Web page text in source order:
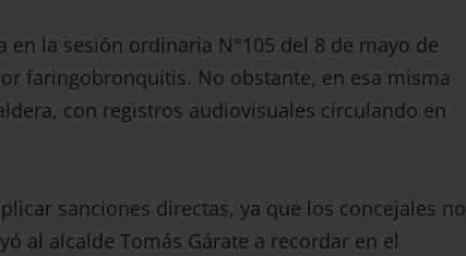
la sesión ordinaria N°105 del 8 de mayo de
faringobronquitis. No obstante, en esa misma
con registros audiovisuales circulando en
sanciones directas, ya que los concejales no
al alcalde Tomás Gárate a recordar en el